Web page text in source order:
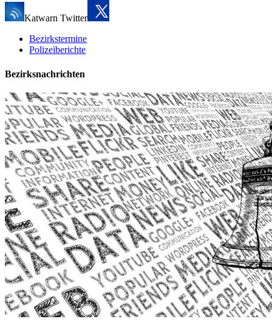
Katwarn Twitter
Bezirkstermine
Polizeiberichte
Bezirksnachrichten